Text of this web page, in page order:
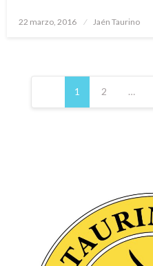
Publicado
22 marzo, 2016 Jaén Taurino
Navegación
entradas
1 2 …